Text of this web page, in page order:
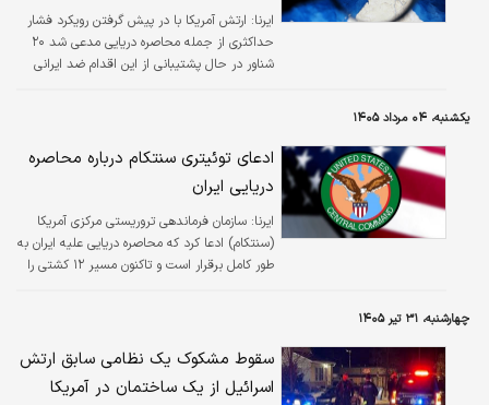
ایرنا: ارتش آمریکا با در پیش گرفتن رویکرد فشار
حداکثری از جمله محاصره دریایی مدعی شد ۲۰
شناور در حال پشتیبانی از این اقدام ضد ایرانی
یکشنبه، ۰۴ مرداد ۱۴۰۵
ادعای توئیتری سنتکام درباره محاصره
دریایی ایران
ایرنا: سازمان فرماندهی تروریستی مرکزی آمریکا
(سنتکام) ادعا کرد که محاصره دریایی علیه ایران به
طور کامل برقرار است و تاکنون مسیر ۱۲ کشتی را
چهارشنبه، ۳۱ تیر ۱۴۰۵
سقوط مشکوک یک نظامی سابق ارتش
اسرائیل از یک ساختمان در آمریکا